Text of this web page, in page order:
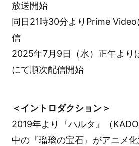
放送開始
同日21時30分よりPrime
信
2025年7月9日（水）正午より
にて順次配信開始
＜イントロダクション＞
2019年より『ハルタ』（
中の『瑠璃の宝石』がアニメ化